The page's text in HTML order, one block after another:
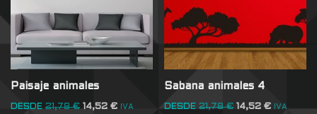
Paisaje animales
DESDE 21,78€ 14,52 € IVA
Sabana animales 4
DESDE 21,78€ 14,52€ IVA